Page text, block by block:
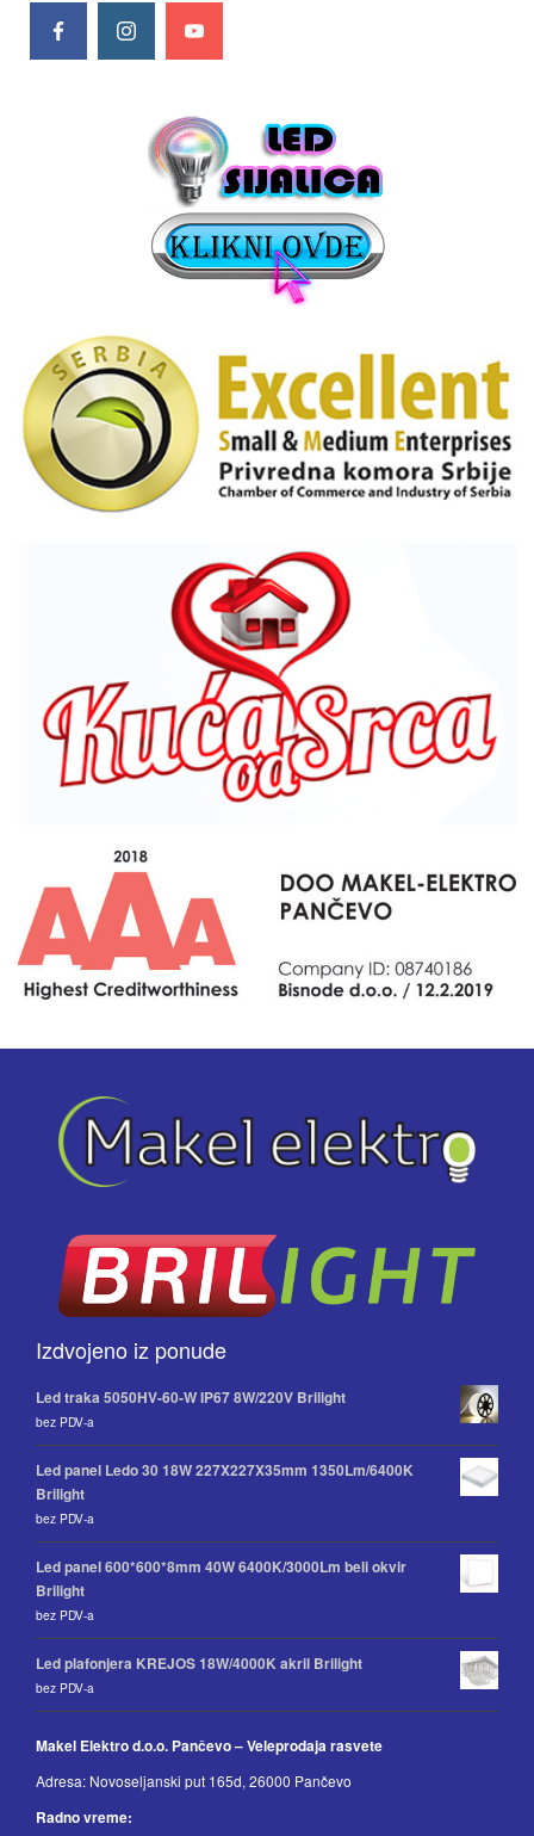
Izdvojeno iz ponude
Led traka 5050HV-60-W IP67 8W/220V Brilight
bez PDV-a
Led panel Ledo 30 18W 227X227X35mm 1350Lm/6400K
Brilight
bez PDV-a
Led panel 600*600*8mm 40W 6400K/3000Lm beli okvir
Brilight
bez PDV-a
Led plafonjera KREJOS 18W/4000K akril Brilight
bez PDV-a
Makel Elektro d.o.o. Pančevo – Veleprodaja rasvete
Adresa: Novoseljanski put 165d, 26000 Pančevo
Radno vreme: